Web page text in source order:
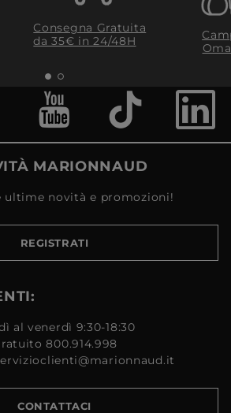
Consegna Gratuita
da 35€​ in 24/48H
MARIONNAUD
ultime novità e promozioni!
REGISTRATI
al venerdì 9:30-18:30
800.914.998
CONTATTACI